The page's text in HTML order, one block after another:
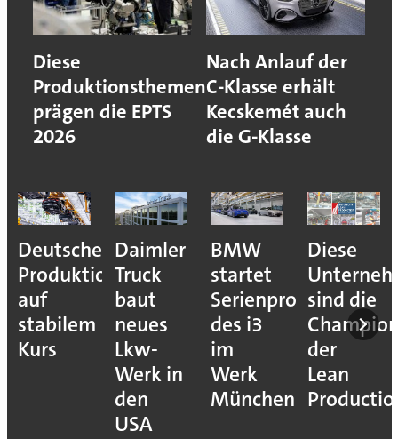
Diese
Produktionsthemen
prägen die EPTS
2026
Nach Anlauf der
C-Klasse erhält
Kecskemét auch
die G-Klasse
Deutsche
Produktion
auf
stabilem
Kurs
Daimler
Truck
baut
neues
Lkw-
Werk in
den
USA
BMW
startet
Serienproduktion
des i3
im
Werk
München
Diese
sind die
der
Lean